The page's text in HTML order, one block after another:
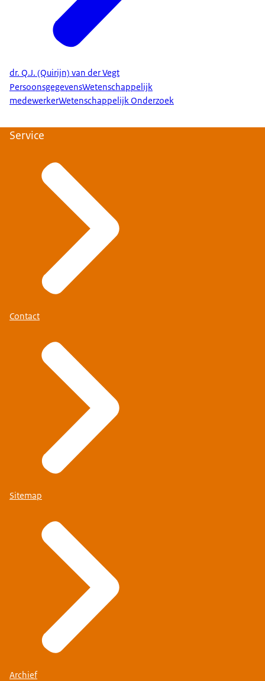
dr. Q.J. (Quirijn) van der Vegt
PersoonsgegevensWetenschappelijk
medewerkerWetenschappelijk Onderzoek
Service
Contact
Sitemap
Archief